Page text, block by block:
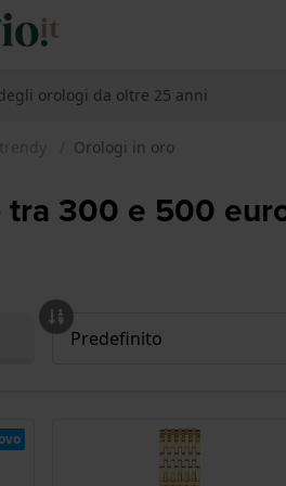
orologi da oltre 25 anni
Orologi in oro
300 e 500